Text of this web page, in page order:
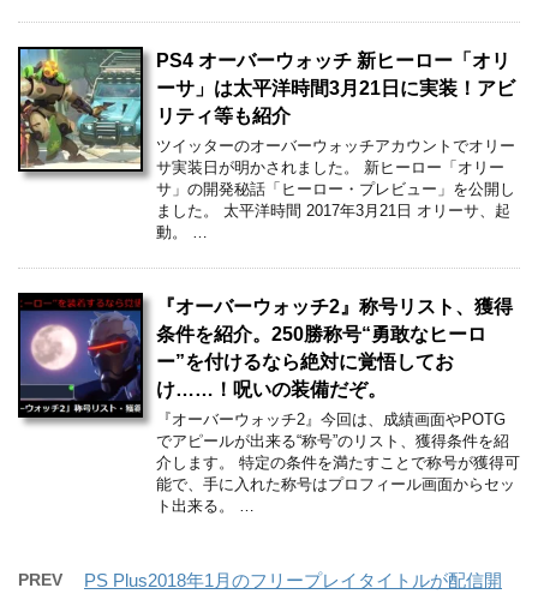
PS4 オーバーウォッチ 新ヒーロー「オリ
ーサ」は太平洋時間3月21日に実装！アビ
リティ等も紹介
ツイッターのオーバーウォッチアカウントでオリー
サ実装日が明かされました。 新ヒーロー「オリー
サ」の開発秘話「ヒーロー・プレビュー」を公開し
ました。 太平洋時間 2017年3月21日 オリーサ、起
動。 …
『オーバーウォッチ2』称号リスト、獲得
条件を紹介。250勝称号“勇敢なヒーロ
ー”を付けるなら絶対に覚悟してお
け……！呪いの装備だぞ。
『オーバーウォッチ2』今回は、成績画面やPOTG
でアピールが出来る“称号”のリスト、獲得条件を紹
介します。 特定の条件を満たすことで称号が獲得可
能で、手に入れた称号はプロフィール画面からセッ
ト出来る。 …
PREV
PS Plus2018年1月のフリープレイタイトルが配信開